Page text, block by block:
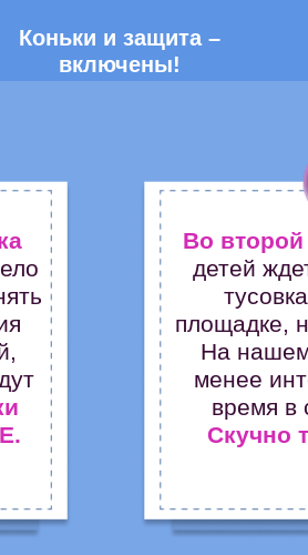
Во второй
детей
площадке,
На
менее
время в
Скучно
Коньки и защита –
включены!